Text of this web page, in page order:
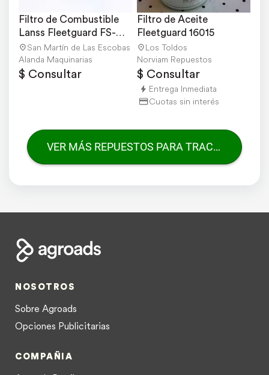
Filtro de Combustible
Lanss Fleetguard FS-
1242
San Martín de Las Escobas
Alanda Maquinarias
$ Consultar
Filtro de Aceite
Fleetguard 16015
Los Toldos
Norviam Repuestos
$ Consultar
Entrega Inmediata
Cuotas sin interés
VER MÁS REPUESTOS PARA TRACTORES
NOSOTROS
Sobre Agroads
Opciones Publicitarias
COMPAÑIA